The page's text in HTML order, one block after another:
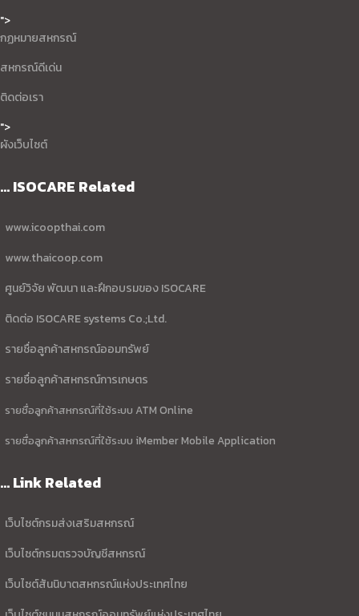
">
กฏหมายสหกรณ์
สหกรณ์ดีเด่น
ติดต่อเรา
">
ผังเว็บไซต์
... ISOCARE Related
www.icoopthai.com
www.thaicoop.com
ศูนย์วิจัย พัฒนา และฝึกอบรมของ ISOCARE
ติดต่อ ISOCARE systems Co.;Ltd.
รายชื่อลูกค้าสหกรณ์ออมทรัพย์
รายชื่อลูกค้าสหกรณ์การเกษตร
รายชื่อลูกค้าสหกรณ์ที่ใช้ระบบ ATM Online
รายชื่อลูกค้าสหกรณ์ที่ใช้ระบบ iMember Mobile Application
... Link Related
เว็บไซต์กรมส่งเสริมสหกรณ์
เว็บไซต์กรมตรวจบัญชีสหกรณ์
เว็บไซต์สันนิบาตสหกรณ์แห่งประเทศไทย